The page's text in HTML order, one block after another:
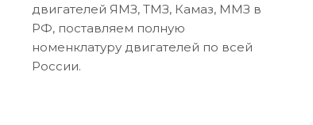
двигателей ЯМЗ, ТМЗ, Камаз, ММЗ в
РФ, поставляем полную
номенклатуру двигателей по всей
России.